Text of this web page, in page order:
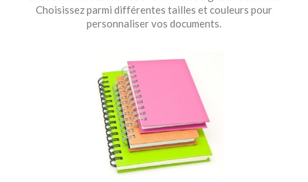
Choisissez parmi différentes tailles et couleurs pour
personnaliser vos documents.